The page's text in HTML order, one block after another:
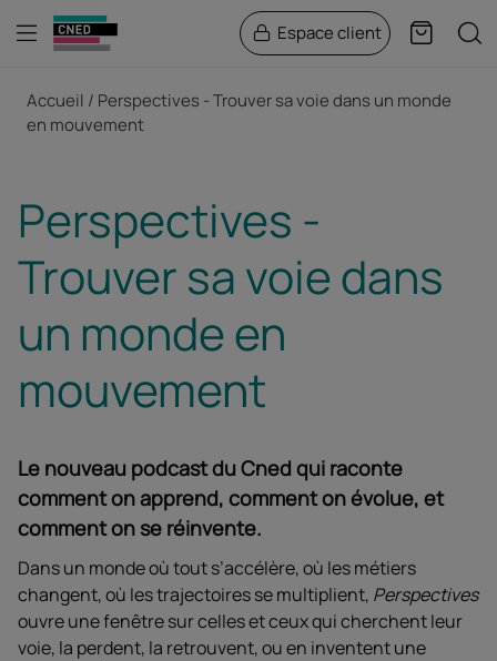
Menu Espace client Panier
Accueil
Perspectives - Trouver sa voie dans un monde
en mouvement
Perspectives -
Trouver sa voie dans
un monde en
mouvement
Le nouveau podcast du Cned qui raconte
comment on apprend, comment on évolue, et
comment on se réinvente.
Dans un monde où tout s’accélère, où les métiers
changent, où les trajectoires se multiplient, Perspectives
ouvre une fenêtre sur celles et ceux qui cherchent leur
voie, la perdent, la retrouvent, ou en inventent une